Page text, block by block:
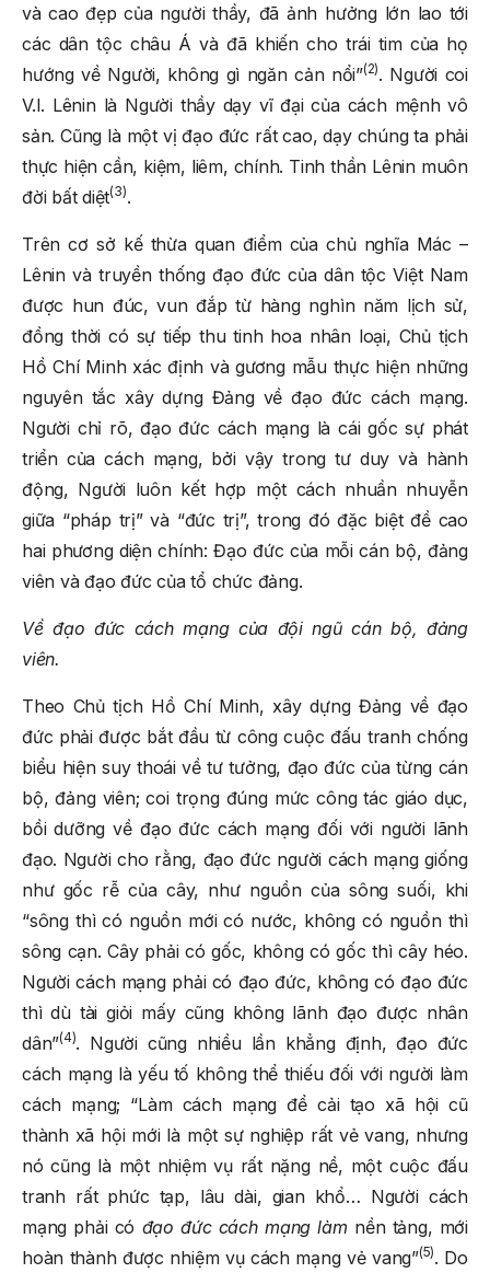
và cao đẹp của người thầy, đã ảnh hưởng lớn lao tới
các dân tộc châu Á và đã khiến cho trái tim của họ
hướng về Người, không gì ngăn cản nổi”(2). Người coi
V.I. Lênin là Người thầy dạy vĩ đại của cách mệnh vô
sản. Cũng là một vị đạo đức rất cao, dạy chúng ta phải
thực hiện cần, kiệm, liêm, chính. Tinh thần Lênin muôn
đời bất diệt(3).
Trên cơ sở kế thừa quan điểm của chủ nghĩa Mác –
Lênin và truyền thống đạo đức của dân tộc Việt Nam
được hun đúc, vun đắp từ hàng nghìn năm lịch sử,
đồng thời có sự tiếp thu tinh hoa nhân loại, Chủ tịch
Hồ Chí Minh xác định và gương mẫu thực hiện những
nguyên tắc xây dựng Đảng về đạo đức cách mạng.
Người chỉ rõ, đạo đức cách mạng là cái gốc sự phát
triển của cách mạng, bởi vậy trong tư duy và hành
động, Người luôn kết hợp một cách nhuần nhuyễn
giữa “pháp trị” và “đức trị”, trong đó đặc biệt đề cao
hai phương diện chính: Đạo đức của mỗi cán bộ, đảng
viên và đạo đức của tổ chức đảng.
Về đạo đức cách mạng của đội ngũ cán bộ, đảng
viên.
Theo Chủ tịch Hồ Chí Minh, xây dựng Đảng về đạo
đức phải được bắt đầu từ công cuộc đấu tranh chống
biểu hiện suy thoái về tư tưởng, đạo đức của từng cán
bộ, đảng viên; coi trọng đúng mức công tác giáo dục,
bồi dưỡng về đạo đức cách mạng đối với người lãnh
đạo. Người cho rằng, đạo đức người cách mạng giống
như gốc rễ của cây, như nguồn của sông suối, khi
“sông thì có nguồn mới có nước, không có nguồn thì
sông cạn. Cây phải có gốc, không có gốc thì cây héo.
Người cách mạng phải có đạo đức, không có đạo đức
thì dù tài giỏi mấy cũng không lãnh đạo được nhân
dân”(4). Người cũng nhiều lần khẳng định, đạo đức
cách mạng là yếu tố không thể thiếu đối với người làm
cách mạng; “Làm cách mạng để cải tạo xã hội cũ
thành xã hội mới là một sự nghiệp rất vẻ vang, nhưng
nó cũng là một nhiệm vụ rất nặng nề, một cuộc đấu
tranh rất phức tạp, lâu dài, gian khổ… Người cách
mạng phải có đạo đức cách mạng làm nền tảng, mới
hoàn thành được nhiệm vụ cách mạng vẻ vang”(5). Do